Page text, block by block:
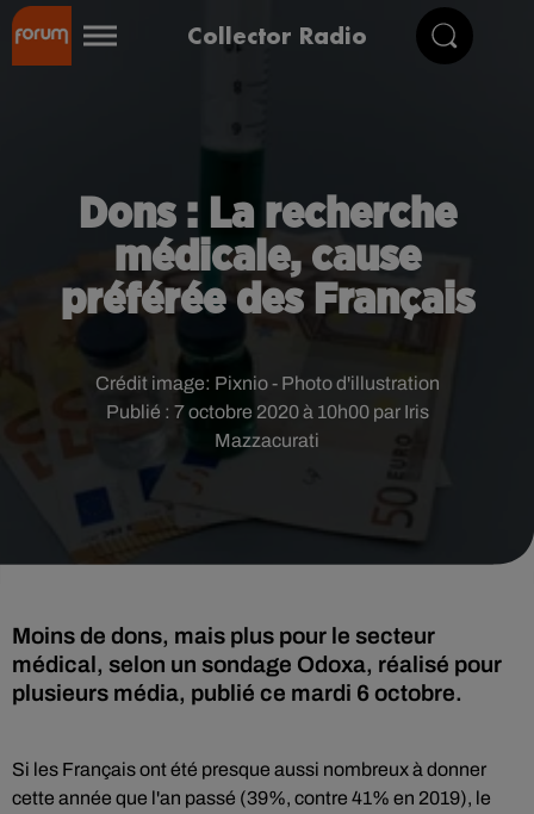
Collector Radio
Dons : La recherche
médicale, cause
préférée des Français
Publié : 7 octobre 2020 à 10h00 par Iris
Mazzacurati
Crédit image: Pixnio - Photo d'illustration
Moins de dons, mais plus pour le secteur
médical, selon un sondage Odoxa, réalisé pour
plusieurs média, publié ce mardi 6 octobre.
Si les Français ont été presque aussi nombreux à donner
cette année que l'an passé (39%, contre 41% en 2019), le